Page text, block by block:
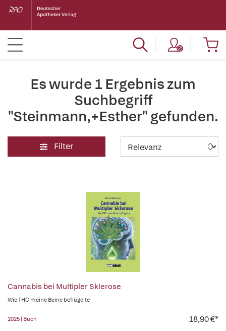
Es wurde 1 Ergebnis zum
Suchbegriff
"Steinmann,+Esther" gefunden.
Filter
Cannabis bei Multipler Sklerose
Wie THC meine Beine beflügelte
2025 | Buch 18,90 €*